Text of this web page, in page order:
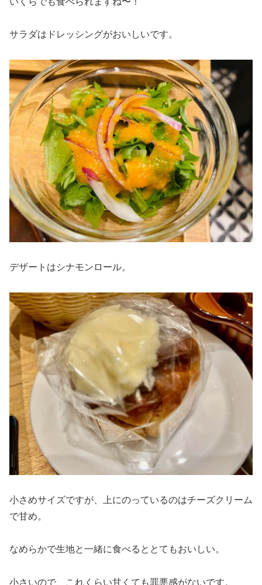
サラダはドレッシングがおいしいです。
デザートはシナモンロール。
小さめサイズですが、上にのっているのはチーズクリーム
で甘め。
なめらかで生地と一緒に食べるととてもおいしい。
小さいので、これくらい甘くても罪悪感がないです。